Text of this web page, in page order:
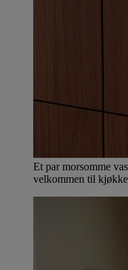
Et par morsomme
velkommen til